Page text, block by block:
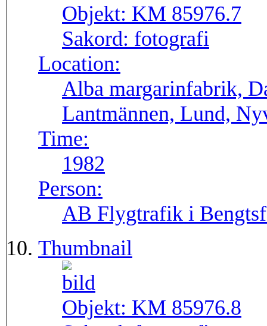
Objekt: KM 85976.7
Sakord: fotografi
Location:
Alba margarinfabrik,
Lantmännen, Lund,
Time:
1982
Person:
AB Flygtrafik i
Thumbnail
Objekt: KM 85976.8